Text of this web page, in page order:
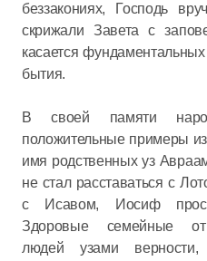
беззакониях, Господь
скрижали Завета с
касается
бытия.
В своей памяти
положительные примеры
имя родственных уз
не стал расставаться с
с Исавом, Иосиф
Здоровые семейные
людей узами верности,